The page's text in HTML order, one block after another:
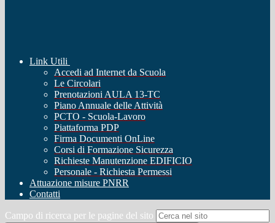
Link Utili
Accedi ad Internet da Scuola
Le Circolari
Prenotazioni AULA 13-TC
Piano Annuale delle Attività
PCTO - Scuola-Lavoro
Piattaforma PDP
Firma Documenti OnLine
Corsi di Formazione Sicurezza
Richieste Manutenzione EDIFICIO
Personale - Richiesta Permessi
Attuazione misure PNRR
Contatti
Campo di ricerca per le pagine del sito